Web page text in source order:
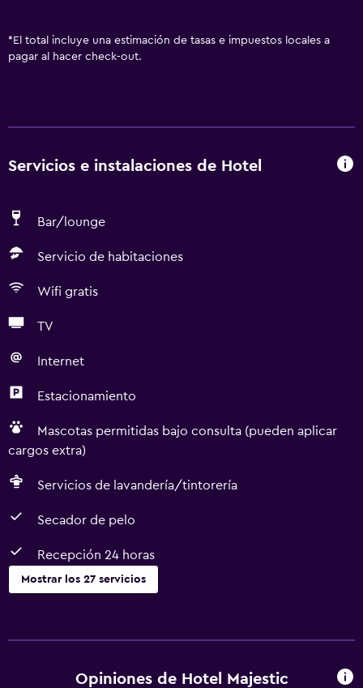
* El total incluye una estimación de tasas e impuestos locales a
pagar al hacer check-out.
Servicios e instalaciones de Hotel
Bar/lounge
Servicio de habitaciones
Wifi gratis
TV
Internet
Estacionamiento
Mascotas permitidas bajo consulta (pueden aplicar
cargos extra)
Servicios de lavandería/tintorería
Secador de pelo
Recepción 24 horas
Mostrar los 27 servicios
Secador de pelo
Opiniones de Hotel Majestic